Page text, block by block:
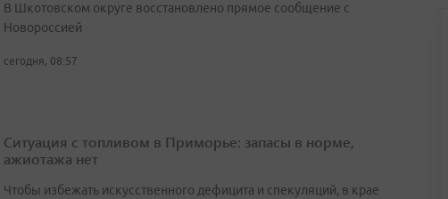
В Шкотовском округе восстановлено прямое сообщение с
Новороссией
сегодня, 08:57
Ситуация с топливом в Приморье: запасы в норме,
ажиотажа нет
Чтобы избежать искусственного дефицита и спекуляций, в крае